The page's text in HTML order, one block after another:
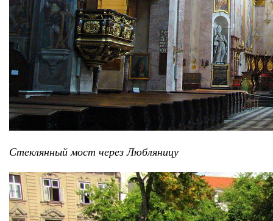
Стеклянный мост через Любляницу